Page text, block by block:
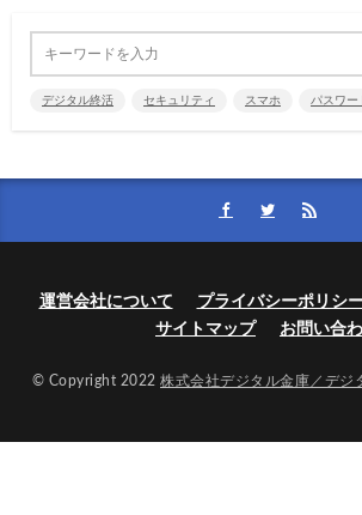
デジタル終活 セキュリティ スマホ パスワー
運営会社について プライバシーポリシ
サイトマップ
お問い合
© Copyright 2022 株式会社デジタル金庫／デジ